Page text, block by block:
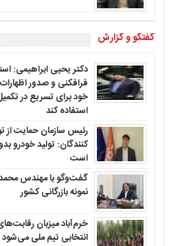
گفتگو و گزارش
دکتر یحیی ابراهیمی:
فرافکنی و صدور
خود برای تسریع در
استفاده کند
رئیس سازمان حمایت از
کنندگان: تولید خودرو
است
گفت‌وگو با مهندس محمد
نمونه بازرگانی کشور
خرم‌آباد میزبان
انتخابی تیم ملی می‌شود